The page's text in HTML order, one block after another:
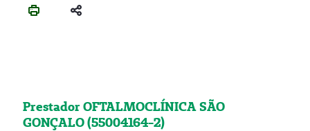
Prestador OFTALMOCLÍNICA SÃO
GONÇALO (55004164-2)